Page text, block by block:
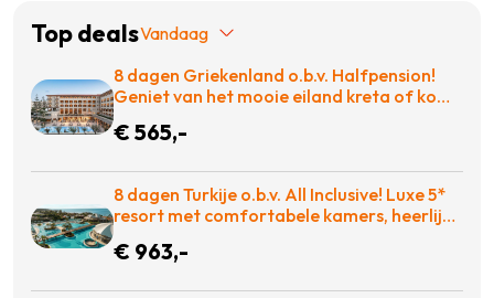
Top dealsVandaag
8 dagen Griekenland o.b.v. Halfpension!
Geniet van het mooie eiland kreta of kom
€565 p.p. = BOEKEN
€ 565,-
8 dagen Turkije o.b.v. All Inclusive! Luxe 5*
resort met comfortabele kamers, heerlijk
€ 963,-